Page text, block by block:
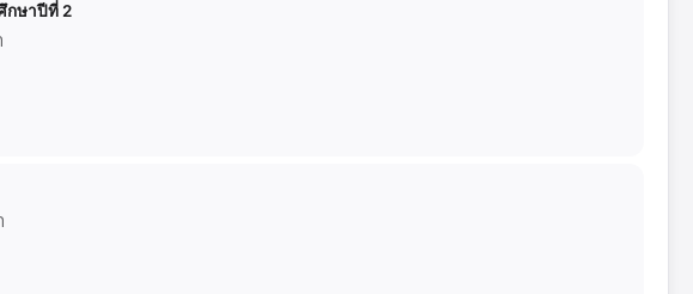
กษาปีที่ 2